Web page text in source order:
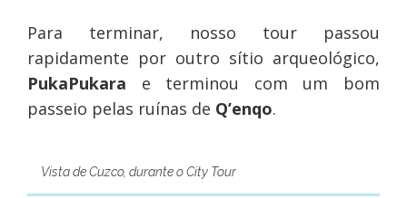
Para terminar, nosso tour passou
rapidamente por outro sítio arqueológico,
PukaPukara e terminou com um bom
passeio pelas ruínas de Q’enqo.
Vista de Cuzco, durante o City Tour